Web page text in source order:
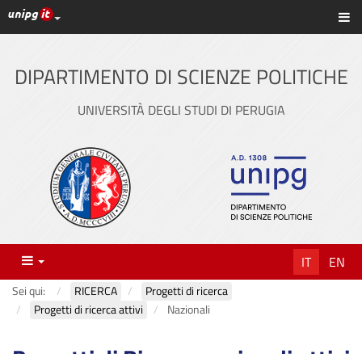
Vai
al
principale
Link ai principali servizi web di Ateneo
DIPARTIMENTO DI SCIENZE POLITICHE
UNIVERSITÀ DEGLI STUDI DI PERUGIA
Menu IT EN
Sei qui: RICERCA
Progetti di ricerca
Progetti di ricerca attivi
Nazionali